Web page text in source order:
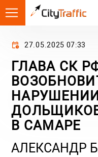
27.05.2025 07:33
ГЛАВА СК
В САМАРЕ
АЛЕКСАНДР